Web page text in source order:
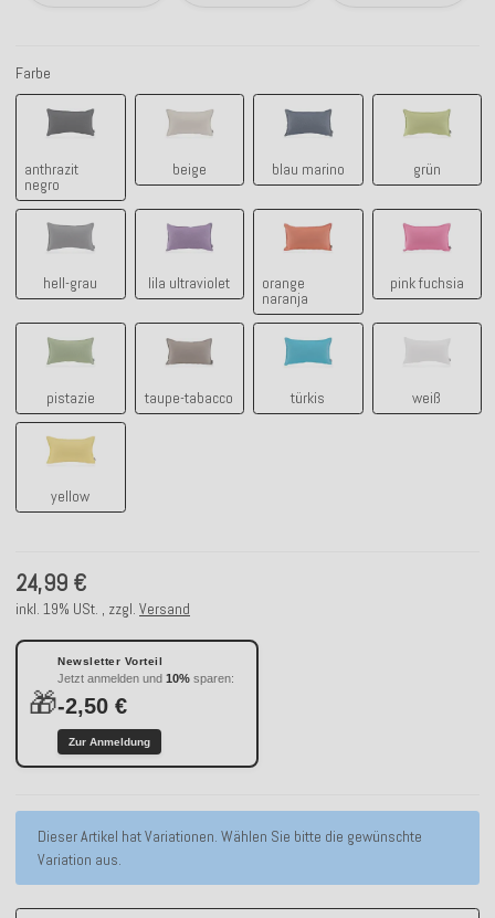
Farbe
anthrazit
negro
anthrazit negro
beige
beige
blau marino
blau marino
grün
grün
hell-grau
hell-grau
lila ultraviolet
lila ultraviolet
orange
naranja
orange naranja
pink fuchsia
pink
pistazie
pistazie
taupe-tabacco
taupe-tabacco
türkis
türkis
weiß
yellow
yellow
24,99 €
inkl. 19% USt. , zzgl. Versand
🎁
Newsletter Vorteil
Jetzt anmelden und 10% sparen:
-2,50 €
Zur Anmeldung
xDieser Artikel hat Variationen. Wählen Sie bitte die gewünschte
Variation aus.